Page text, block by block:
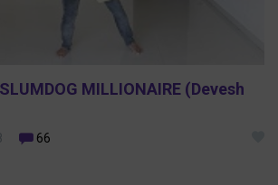
MILLIONAIRE (Devesh
66